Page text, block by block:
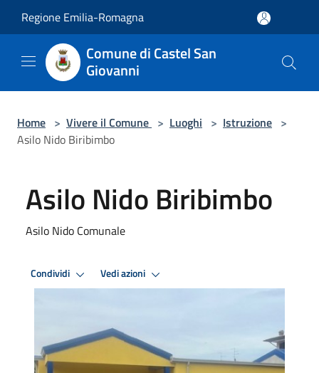
Regione Emilia-Romagna
Comune di Castel San
Giovanni
Home > Vivere il Comune > Luoghi > Istruzione >
Asilo Nido Biribimbo
Asilo Nido Biribimbo
Asilo Nido Comunale
Condividi Vedi azioni